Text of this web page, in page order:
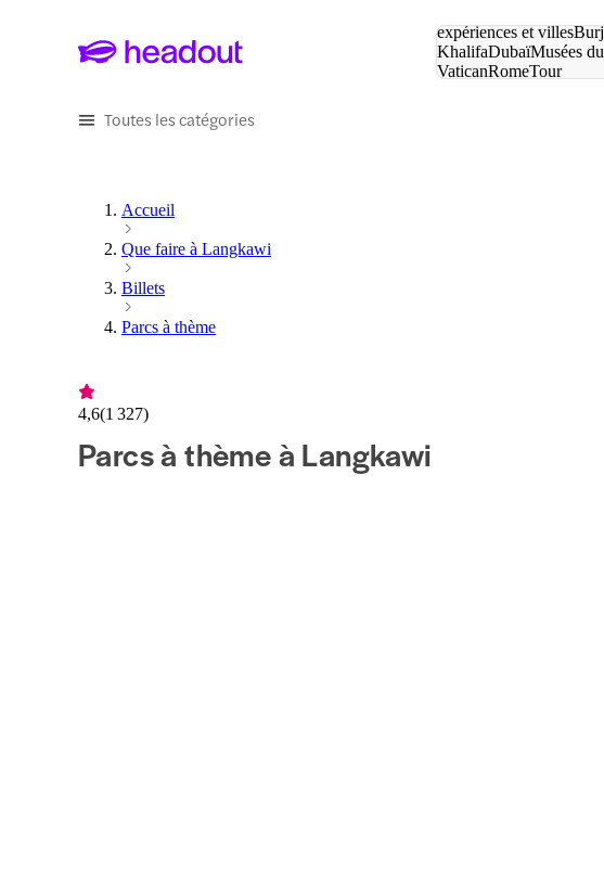
expériences et villesBurj
KhalifaDubaïMusées du
VaticanRomeTour
Toutes les catégories
Accueil
Que faire à Langkawi
Billets
Parcs à thème
4,6(1 327)
Parcs à thème à Langkawi